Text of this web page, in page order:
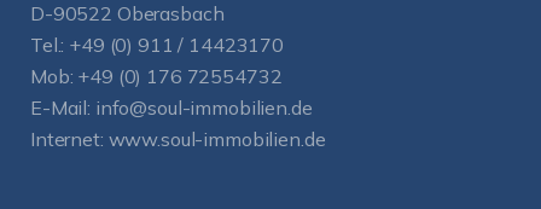
D-90522 Oberasbach
Tel.: +49 (0) 911 / 14423170
Mob: +49 (0) 176 72554732
E-Mail: info@soul-immobilien.de
Internet: www.soul-immobilien.de